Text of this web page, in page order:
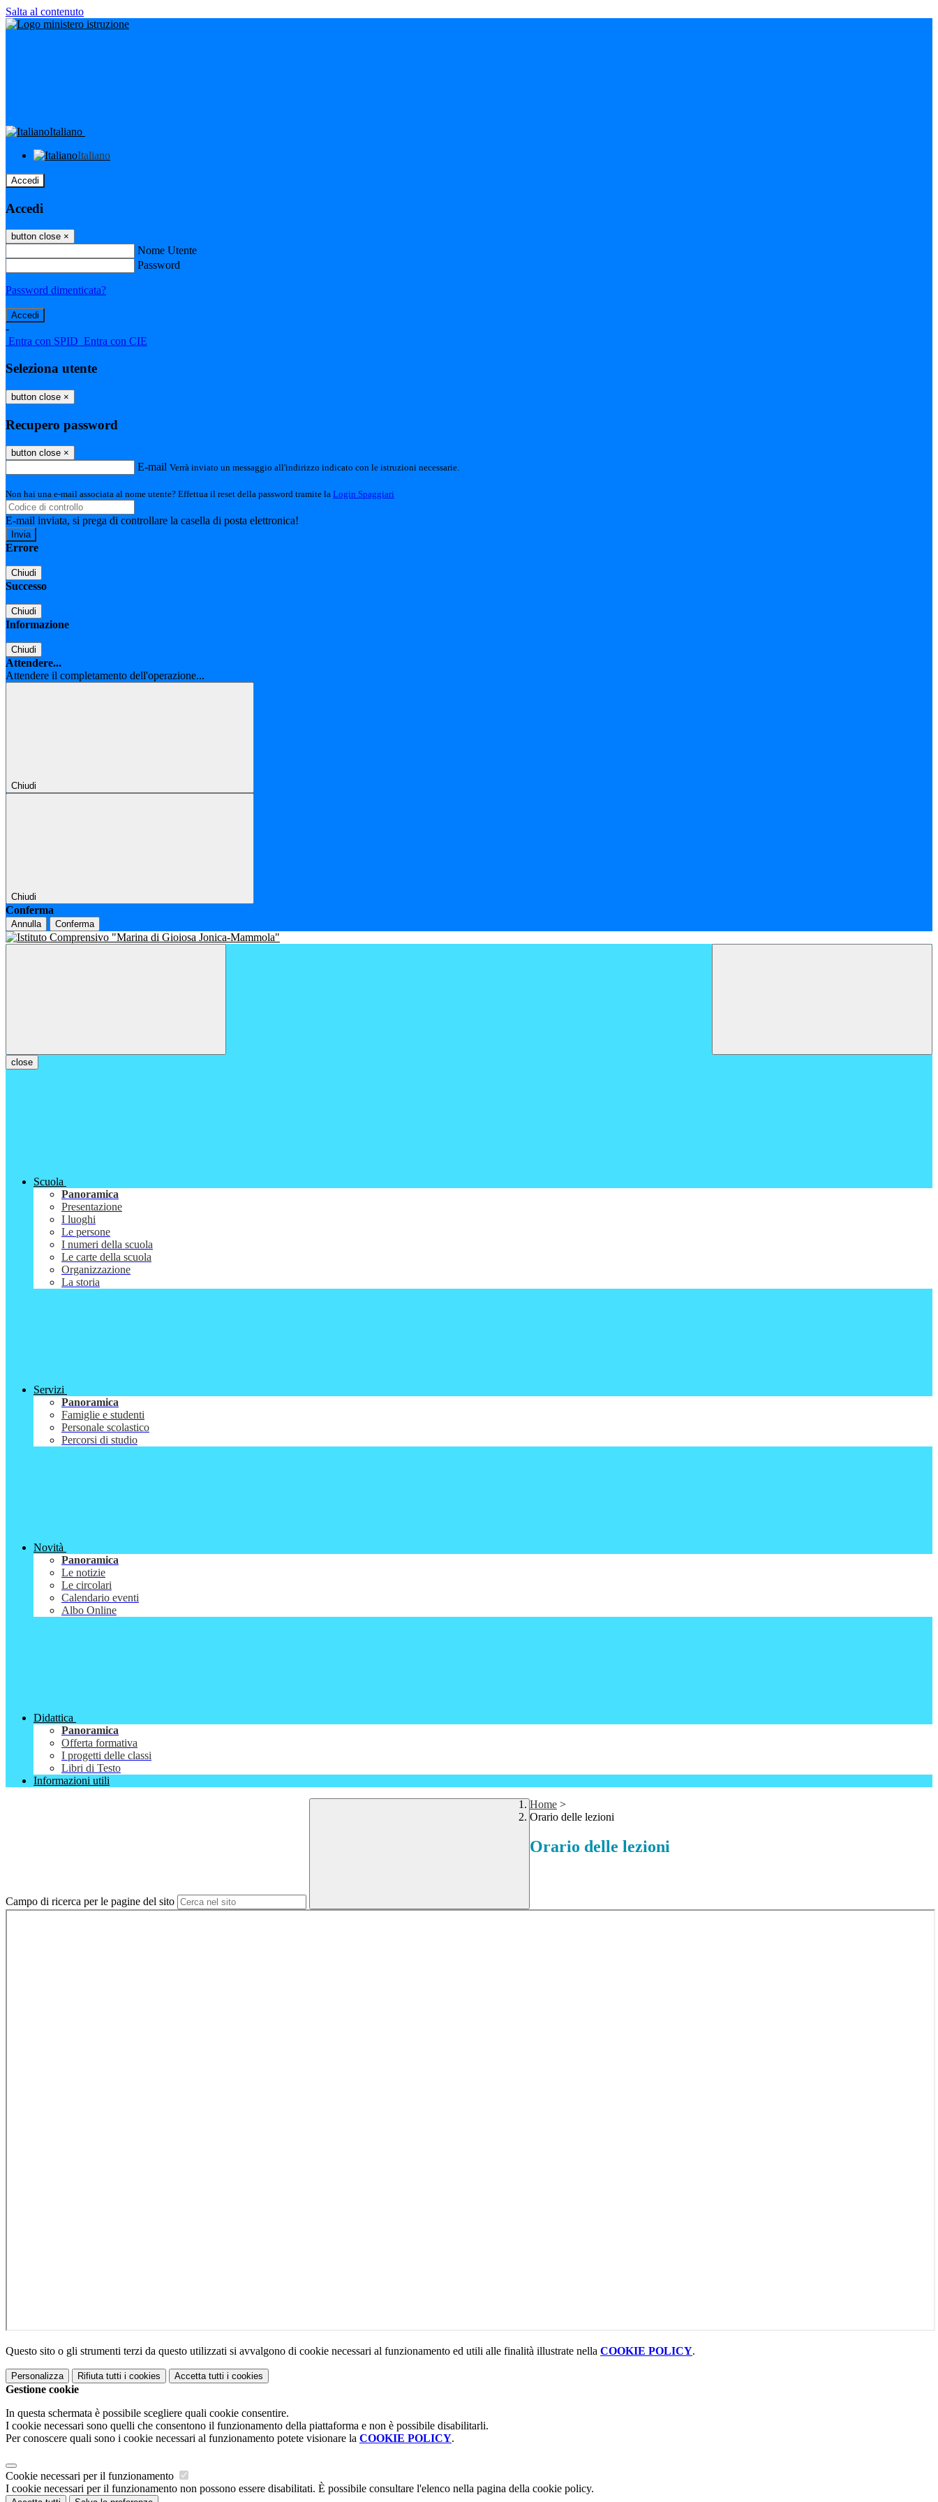
Salta al contenuto
Italiano
Italiano
Accedi
Accedi
button close ×
Nome Utente
Password
Password dimenticata?
-
Entra con SPID Entra con CIE
Seleziona utente
button close ×
Recupero password
button close ×
E-mail Verrà inviato un messaggio all'indirizzo indicato con le istruzioni necessarie.
Non hai una e-mail associata al nome utente? Effettua il reset della password tramite la Login Spaggiari
E-mail inviata, si prega di controllare la casella di posta elettronica!
Errore
Chiudi
Successo
Chiudi
Informazione
Chiudi
Attendere...
Attendere il completamento dell'operazione...
Chiudi
Chiudi
Conferma
Annulla Conferma
close
Scuola
Panoramica
Presentazione
I luoghi
Le persone
I numeri della scuola
Le carte della scuola
Organizzazione
La storia
Servizi
Panoramica
Famiglie e studenti
Personale scolastico
Percorsi di studio
Novità
Panoramica
Le notizie
Le circolari
Calendario eventi
Albo Online
Didattica
Panoramica
Offerta formativa
I progetti delle classi
Libri di Testo
Informazioni utili
Campo di ricerca per le pagine del sito
Home >
Orario delle lezioni
Orario delle lezioni
Questo sito o gli strumenti terzi da questo utilizzati si avvalgono di cookie necessari al funzionamento ed utili alle finalità illustrate nella COOKIE POLICY.
Personalizza Rifiuta tutti i cookies Accetta tutti i cookies
Gestione cookie
In questa schermata è possibile scegliere quali cookie consentire.
I cookie necessari sono quelli che consentono il funzionamento della piattaforma e non è possibile disabilitarli.
Per conoscere quali sono i cookie necessari al funzionamento potete visionare la COOKIE POLICY.
Cookie necessari per il funzionamento
I cookie necessari per il funzionamento non possono essere disabilitati. È possibile consultare l'elenco nella pagina della cookie policy.